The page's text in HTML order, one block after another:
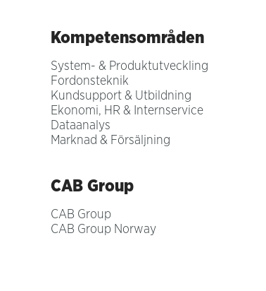
Kompetensområden
System- & Produktutveckling
Fordonsteknik
Kundsupport & Utbildning
Ekonomi, HR & Internservice
Dataanalys
Marknad & Försäljning
CAB Group
CAB Group
CAB Group Norway